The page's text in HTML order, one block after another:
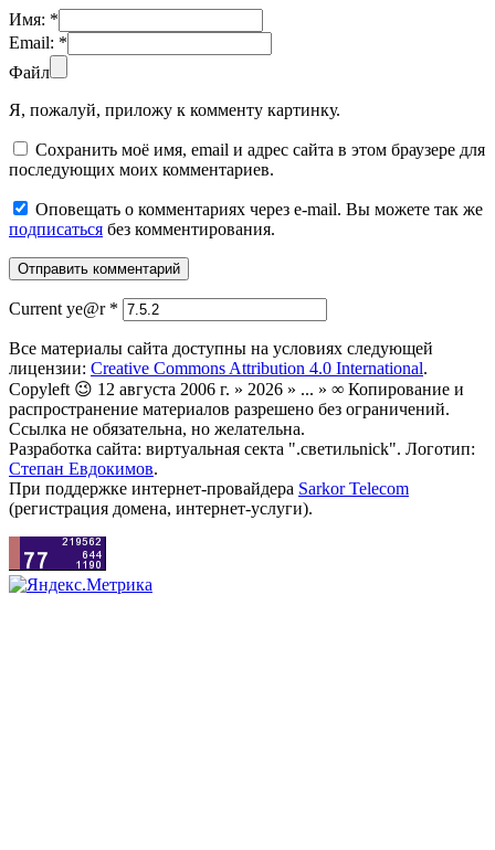
Имя: *
Email: *
Файл
Я, пожалуй, приложу к комменту картинку.
Сохранить моё имя, email и адрес сайта в этом браузере для
последующих моих комментариев.
Оповещать о комментариях через e-mail. Вы можете так же
подписаться без комментирования.
Current ye@r *
Все материалы сайта доступны на условиях следующей
лицензии: Creative Commons Attribution 4.0 International.
Copyleft 😉 12 августа 2006 г. » 2026 » ... » ∞ Копирование и
распространение материалов разрешено без ограничений.
Ссылка не обязательна, но желательна.
Разработка сайта: виртуальная секта ".светильnick". Логотип:
Степан Евдокимов.
При поддержке интернет-провайдера Sarkor Telecom
(регистрация домена, интернет-услуги).